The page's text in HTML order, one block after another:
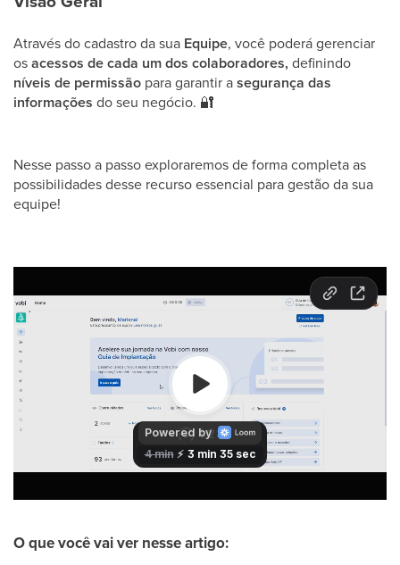
Através do cadastro da sua Equipe, você poderá gerenciar
osacessos de cada um dos colaboradores, definindo
níveis de permissão para garantir asegurança das
informações do seu negócio. 🔐
Nesse passo a passo exploraremos de forma completa as
possibilidades desse recurso essencial para gestão da sua
equipe!
O que você vai ver nesse artigo: